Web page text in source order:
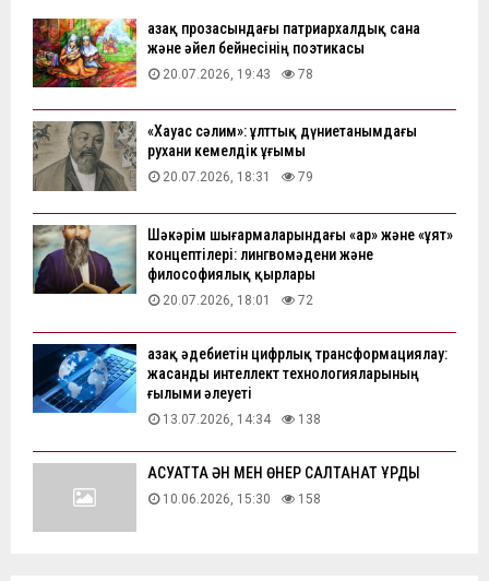
Қазақ прозасындағы патриархалдық сана
және әйел бейнесінің поэтикасы
20.07.2026, 19:43 78
«Хауас сәлим»: ұлттық дүниетанымдағы
рухани кемелдік ұғымы
20.07.2026, 18:31 79
Шәкәрім шығармаларындағы «ар» және «ұят»
концептілері: лингвомәдени және
философиялық қырлары
20.07.2026, 18:01 72
Қазақ әдебиетін цифрлық трансформациялау:
жасанды интеллект технологияларының
ғылыми әлеуеті
13.07.2026, 14:34 138
АҚСУАТТА ӘН МЕН ӨНЕР САЛТАНАТ ҚҰРДЫ
10.06.2026, 15:30 158